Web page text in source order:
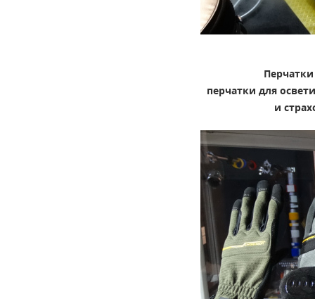
перчатки для
и